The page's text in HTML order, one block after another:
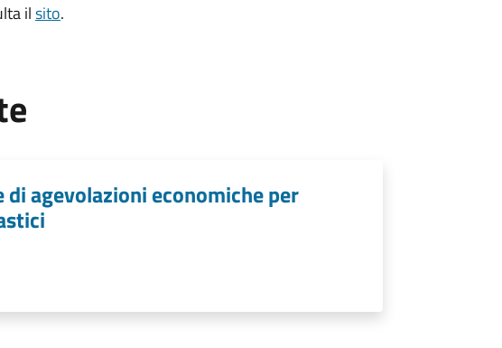
ilsito.
di agevolazioni economiche per